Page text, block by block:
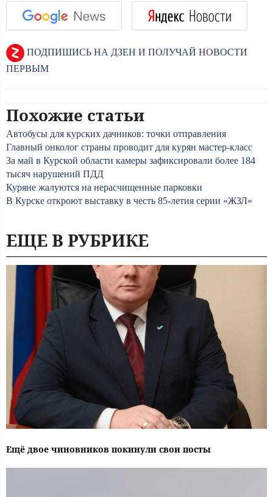
ПОДПИШИСЬ НА ДЗЕН И ПОЛУЧАЙ НОВОСТИ
ПЕРВЫМ
Похожие статьи
Автобусы для курских дачников: точки отправления
Главный онколог страны проводит для курян мастер-класс
За май в Курской области камеры зафиксировали более 184
тысяч нарушений ПДД
Куряне жалуются на нерасчищенные парковки
В Курске откроют выставку в честь 85-летия серии «ЖЗЛ»
ЕЩЕ В РУБРИКЕ
Ещё двое чиновников покинули свои посты